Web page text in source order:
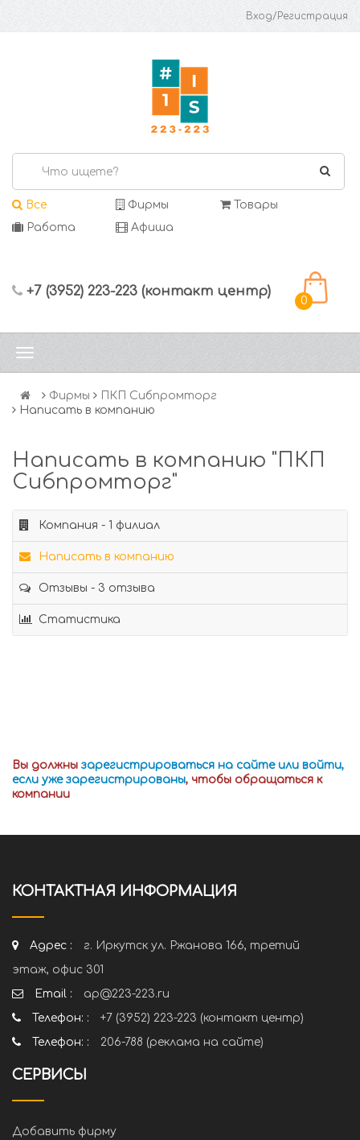
Вход/Регистрация
Все Фирмы
Товары
Работа
Афиша
+7 (3952) 223-223 (контакт центр)
0
Фирмы
ПКП Сибпромторг
Написать в компанию
Написать в компанию "ПКП
Сибпромторг"
Компания - 1 филиал
Написать в компанию
Отзывы - 3 отзыва
Статистика
Вы должны зарегистрироваться на сайте или войти,
если уже зарегистрированы, чтобы обращаться к
компании
КОНТАКТНАЯ ИНФОРМАЦИЯ
Адрес :
г. Иркутск ул. Ржанова 166, третий
этаж, офис 301
Email :
ap@223-223.ru
Телефон: :
+7 (3952) 223-223 (контакт центр)
Телефон: :
206-788 (реклама на сайте)
СЕРВИСЫ
Добавить фирму